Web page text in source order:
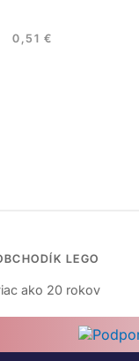
0,51 €
LEGO
ako 20 rokov